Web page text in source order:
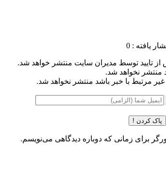
یافته : 0
تایید توسط مدیران سایت منتشر خواهد شد.
منتشر نخواهد شد.
مرتبط با خبر باشد منتشر نخواهد شد.
پاک کردن !
برای زمانی که دوباره دیدگاهی می‌نویسم.